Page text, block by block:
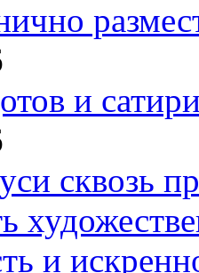
и
сквозь
и